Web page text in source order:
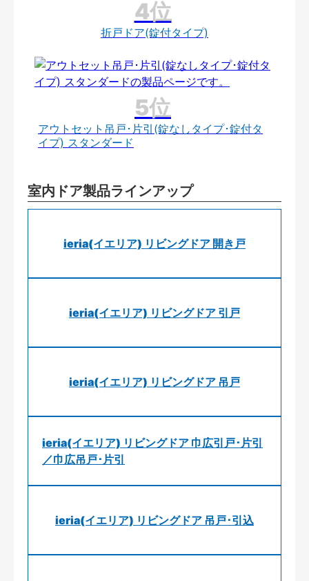
折戸ドア(錠付タイプ)
アウトセット吊戸･片引(錠なしタイプ･錠付タ
イプ) スタンダード
室内ドア製品ラインアップ
ieria(イエリア) リビングドア 開き戸
ieria(イエリア) リビングドア 引戸
ieria(イエリア) リビングドア 吊戸
ieria(イエリア) リビングドア 巾広引戸･片引
／巾広吊戸･片引
ieria(イエリア) リビングドア 吊戸･引込